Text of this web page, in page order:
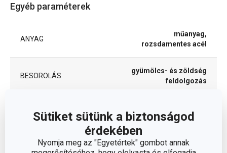
Sütiket sütünk a biztonságod
érdekében
Nyomja meg az "Egyetértek" gombot annak
Egyéb paraméterek
ANYAG
műanyag,
rozsdamentes acél
BESOROLÁS
gyümölcs- és zöldség
feldolgozás